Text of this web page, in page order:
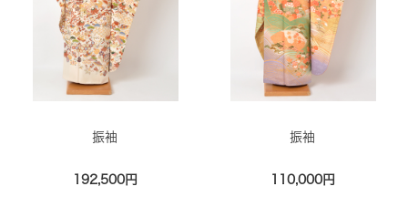
振袖
192,500円
振袖
110,000円